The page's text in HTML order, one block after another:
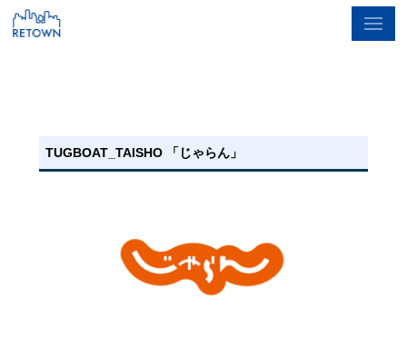
TUGBOAT_TAISHO 「じゃらん」